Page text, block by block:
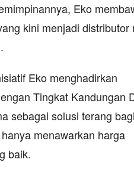
Eko
kini menjadi distributor
Eko menghadirkan
Tingkat Kandungan
sebagai solusi terang bagi
menawarkan harga
baik.